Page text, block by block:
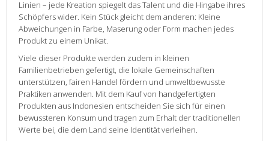
Linien – jede Kreation spiegelt das Talent und die Hingabe ihres
Schöpfers wider. Kein Stück gleicht dem anderen: Kleine
Abweichungen in Farbe, Maserung oder Form machen jedes
Produkt zu einem Unikat.
Viele dieser Produkte werden zudem in kleinen
Familienbetrieben gefertigt, die lokale Gemeinschaften
unterstützen, fairen Handel fördern und umweltbewusste
Praktiken anwenden. Mit dem Kauf von handgefertigten
Produkten aus Indonesien entscheiden Sie sich für einen
bewussteren Konsum und tragen zum Erhalt der traditionellen
Werte bei, die dem Land seine Identität verleihen.